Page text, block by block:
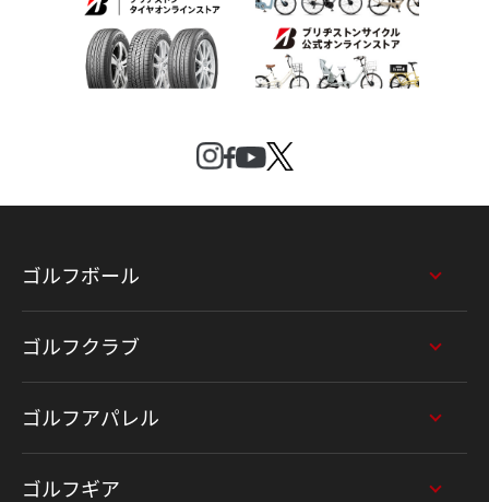
ゴルフボール
ゴルフクラブ
ゴルフアパレル
ゴルフギア